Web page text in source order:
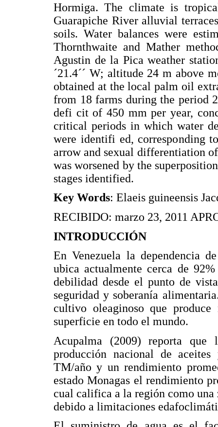
Hormiga. The climate is
Guarapiche River alluvial
soils. Water balances were
Thornthwaite and Mather
Agustin de la Pica weather
´21.4´´ W; altitude 24 m above
obtained at the local palm oil
from 18 farms during the period
defi cit of 450 mm per year,
critical periods in which water
were identifi ed, corresponding
arrow and sexual differentiation
was worsened by the
stages identified.
Key Words: Elaeis guineensis
RECIBIDO: marzo 23, 2011
INTRODUCCIÓN
En Venezuela la dependencia
ubica actualmente cerca de
debilidad desde el punto de
seguridad y soberanía
cultivo oleaginoso que
superficie en todo el mundo.
Acupalma (2009) reporta
producción nacional de
TM/año y un rendimiento
estado Monagas el rendimiento
cual califica a la región como
debido a limitaciones